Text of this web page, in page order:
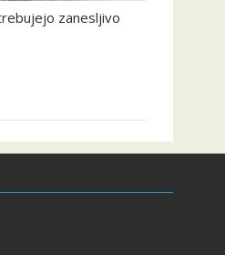
zanesljivo